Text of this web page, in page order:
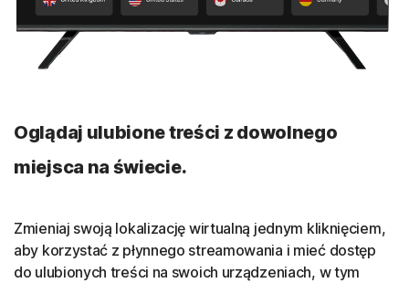
Blokowanie śledzenia
Polityka nietworzenia dzienników
zapisujemy Twoich działań w Internecie. Przeczytaj naszą
politykę nietworzenia dzienników.
Oglądaj ulubione treści z dowolnego
miejsca na świecie.
Zmieniaj swoją lokalizację wirtualną jednym kliknięciem,
aby korzystać z płynnego streamowania i mieć dostęp
do ulubionych treści na swoich urządzeniach, w tym